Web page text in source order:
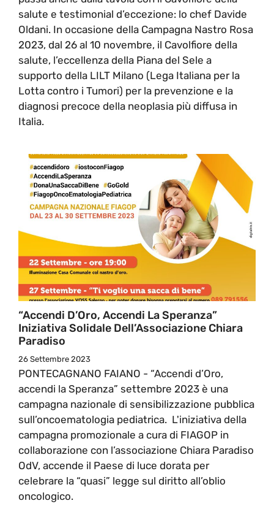
salute e testimonial d’eccezione: lo chef Davide
Oldani. In occasione della Campagna Nastro Rosa
2023, dal 26 al 10 novembre, il Cavolfiore della
salute, l’eccellenza della Piana del Sele a
supporto della LILT Milano (Lega Italiana per la
Lotta contro i Tumori) per la prevenzione e la
diagnosi precoce della neoplasia più diffusa in
Italia.
“Accendi D’Oro, Accendi La Speranza”
Iniziativa Solidale Dell’Associazione Chiara
Paradiso
26 Settembre 2023
PONTECAGNANO FAIANO - “Accendi d’Oro,
accendi la Speranza” settembre 2023 è una
campagna nazionale di sensibilizzazione pubblica
sull’oncoematologia pediatrica. L'iniziativa della
campagna promozionale a cura di FIAGOP in
collaborazione con l’associazione Chiara Paradiso
OdV, accende il Paese di luce dorata per
celebrare la “quasi” legge sul diritto all’oblio
oncologico.